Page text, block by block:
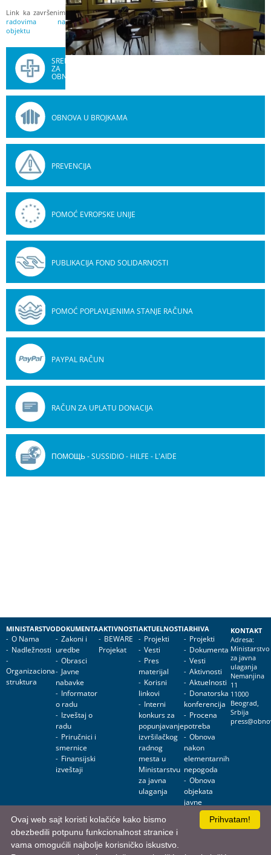
Link ka završenim
radovima na
objektu
SREDSTVA
ZA
OBNOVU
OBNOVA U BROJKAMA
PREVENCIJA
POMOĆ EVROPSKE UNIJE
PUBLIKACIJA FOND SOLIDARNOSTI
POMOĆ POPLAVLJENIMA STANJE RAČUNA
PAYPAL RAČUN
RAČUN ZA UPLATU DONACIJA
ПОМОЩЬ - SUSSIDIO - HILFE - L'AIDE
MINISTARSTVO
O Nama
Nadležnosti
Organizaciona
struktura
DOKUMENTA
Zakoni i
uredbe
Obrasci
Javne
nabavke
Informator
o radu
Izveštaj o
radu
Priručnici i
smernice
Finansijski
izveštaji
AKTIVNOSTI
BEWARE
Projekat
AKTUELNOSTI
Projekti
Vesti
Pres
materijal
Korisni
linkovi
Interni
konkurs za
popunjavanje
izvršilačkog
radnog
mesta u
Ministarstvu
za javna
ulaganja
ARHIVA
Projekti
Dokumenta
Vesti
Aktivnosti
Aktuelnosti
Donatorska
konferencija
Procena
potreba
Obnova
nakon
elementarnih
nepogoda
Obnova
objekata
javne
namene
KONTAKT
Adresa:
Ministarstvo
za javna
ulaganja
Nemanjina
11
11000
Beograd,
Srbija
Ministarstvo za javna ulaganja • Nemanjina 11, 11000 Beograd, Srbija
Prihvatam!
Ovaj web sajt koristi kolačiće kako bismo
obezbedili potpunu funkcionalnost stranice i
vama omogućili najbolje korisničko iskustvo.